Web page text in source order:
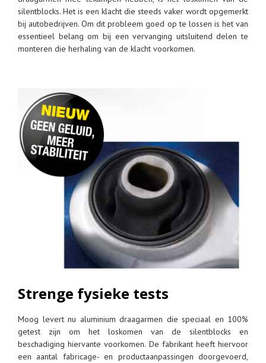
silentblocks. Het is een klacht die steeds vaker wordt opgemerkt
bij autobedrijven. Om dit probleem goed op te lossen is het van
essentieel belang om bij een vervanging uitsluitend delen te
monteren die herhaling van de klacht voorkomen.
Strenge fysieke tests
Moog levert nu aluminium draagarmen die speciaal en 100%
getest zijn om het loskomen van de silentblocks en
beschadiging hiervante voorkomen. De fabrikant heeft hiervoor
een aantal fabricage- en productaanpassingen doorgevoerd,